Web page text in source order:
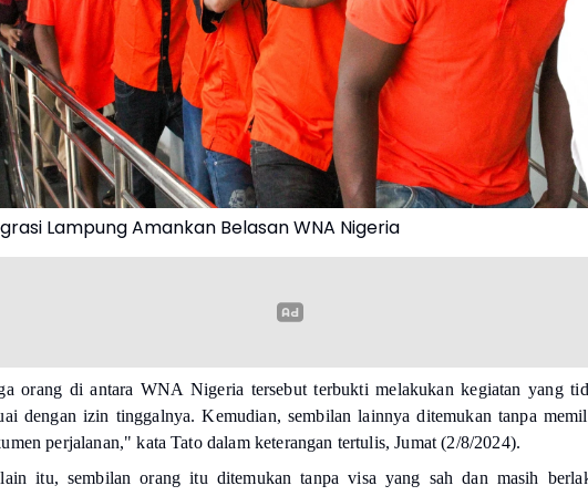
Lampung Amankan Belasan WNA Nigeria
orang di antara WNA Nigeria tersebut terbukti melakukan kegiatan yang
dengan izin tinggalnya. Kemudian, sembilan lainnya ditemukan tanpa
perjalanan,"kata Tato dalam keterangan tertulis, Jumat (2/8/2024).
itu, sembilan orang itu ditemukan tanpa visa yang sah dan masih